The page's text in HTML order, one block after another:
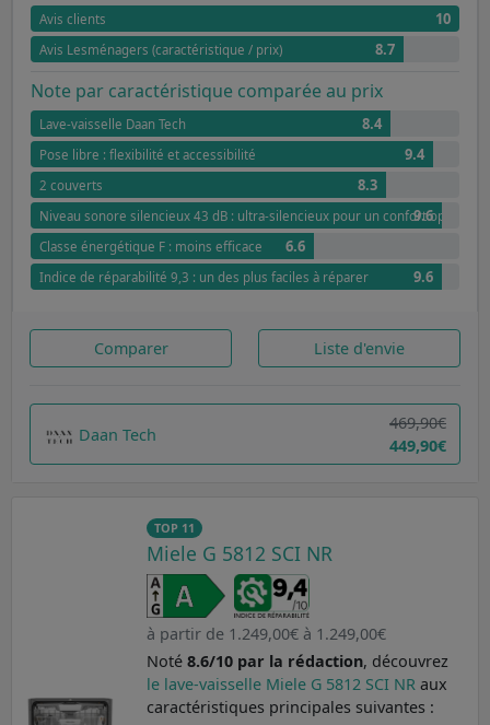
Avis clients 10
Avis Lesménagers (caractéristique / prix) 8.7
Note par caractéristique comparée au prix
Lave-vaisselle Daan Tech 8.4
Pose libre : flexibilité et accessibilité 9.4
2 couverts 8.3
Niveau sonore silencieux 43 dB : ultra-silencieux pour un confort optimal
9.6
Classe énergétique F : moins efficace 6.6
Indice de réparabilité 9,3 : un des plus faciles à réparer 9.6
Comparer Liste d'envie
Daan Tech
469,90€
449,90€
TOP 11
Miele G 5812 SCI NR
à partir de 1.249,00€ à 1.249,00€
Noté 8.6/10 par la rédaction, découvrez
le lave-vaisselle Miele G 5812 SCI NR aux
caractéristiques principales suivantes :